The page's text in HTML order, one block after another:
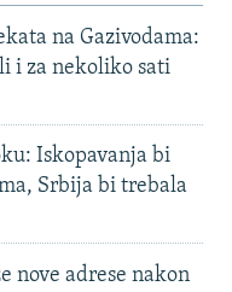
na Gazivodama:
i za nekoliko sati
Iskopavanja bi
Srbija bi trebala
nove adrese nakon